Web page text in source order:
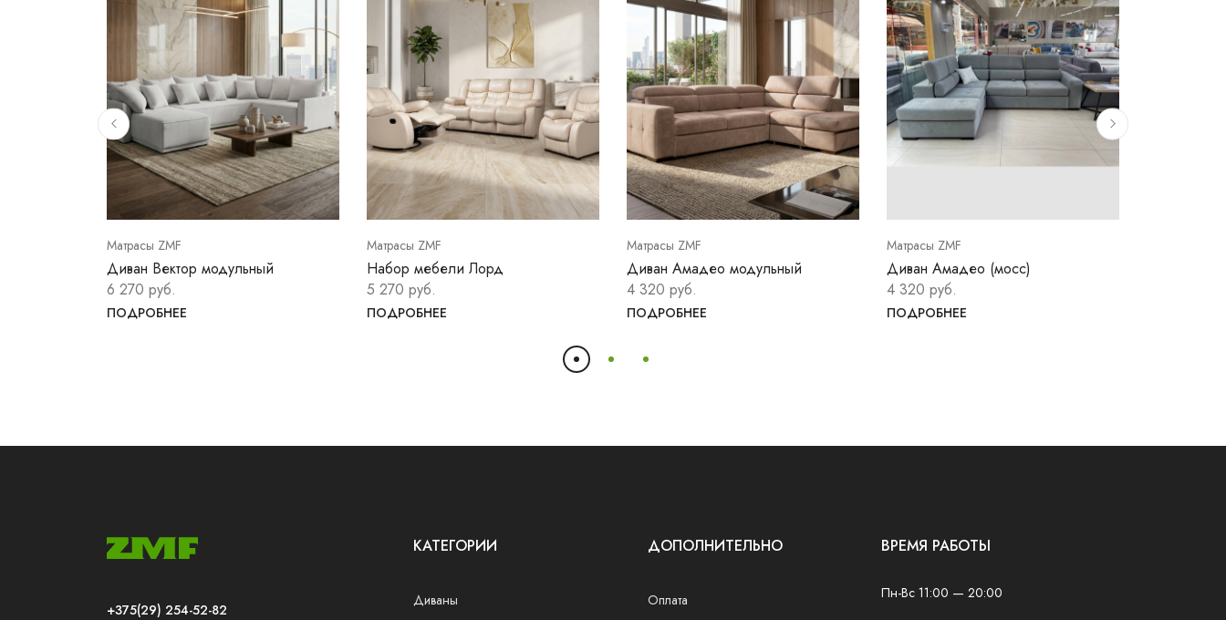
Матрасы ZMF
Диван Вектор модульный
6 270 руб.
ПОДРОБНЕЕ
Матрасы ZMF
Набор мебели Лорд
5 270 руб.
ПОДРОБНЕЕ
Матрасы ZMF
Диван Амадео модульный
4 320 руб.
ПОДРОБНЕЕ
Матрасы ZMF
Диван Амадео (мосс)
4 320 руб.
ПОДРОБНЕЕ
+375(29) 254-52-82
КАТЕГОРИИ
Диваны
ДОПОЛНИТЕЛЬНО
Оплата
ВРЕМЯ РАБОТЫ
Пн-Вс 11:00 — 20:00